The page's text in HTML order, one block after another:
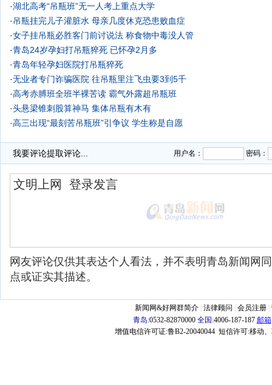
·湖北高考“吊瓶班”无一人考上重点大学
·吊瓶挂完儿子灌脏水 母亲几度休克恐患败血症
·女子挂吊瓶必胜客门前讨说法 称食物中毒没人管
·青岛24岁孕妇打吊瓶猝死 已怀孕2月多
·青岛年轻孕妇医院打吊瓶猝死
·无业者专门诈骗医院 往吊瓶里注飞虫要3到5千
·高考赤膊班全班半裸苦读 霸气外露超吊瓶班
·头悬梁锥刺股算神马 集体吊瓶有木有
·高三出现“最刻苦吊瓶班”引争议 学生称是自愿
我要评论提取评论... 用户名： 密码：
网友评论仅供其表达个人看法，并不表明青岛新闻网
点或证实其描述。